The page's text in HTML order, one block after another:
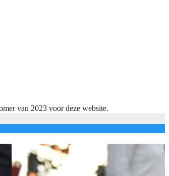
van 2023 voor deze website.